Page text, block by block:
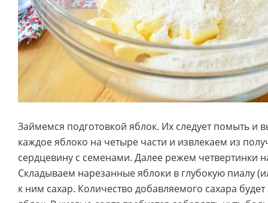
Займемся подготовкой яблок. Их следует помыть и
каждое яблоко на четыре части и извлекаем из
сердцевину с семенами. Далее режем четвертинки
Складываем нарезанные яблоки в глубокую пиалу
к ним сахар. Количество добавляемого сахара будет